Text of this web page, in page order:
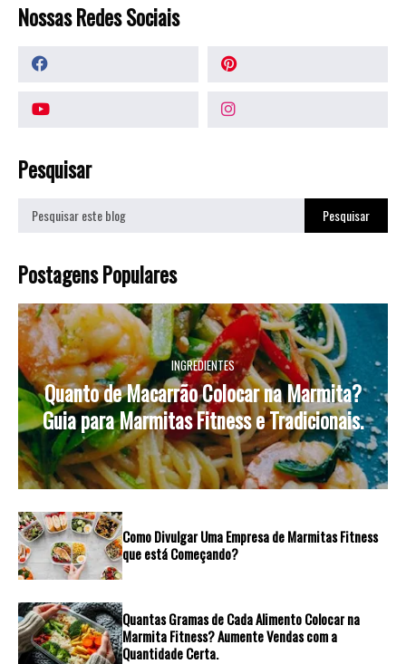
Nossas Redes Sociais
Pesquisar
Postagens Populares
INGREDIENTES
Quanto de Macarrão Colocar na Marmita?
Guia para Marmitas Fitness e Tradicionais.
Como Divulgar Uma Empresa de Marmitas Fitness
que está Começando?
Quantas Gramas de Cada Alimento Colocar na
Marmita Fitness? Aumente Vendas com a
Quantidade Certa.